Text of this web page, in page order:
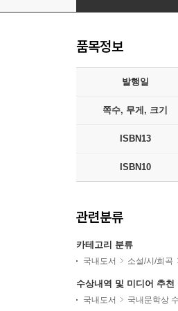
품목정보
발행일
쪽수, 무게, 크기
ISBN13
ISBN10
관련분류
카테고리 분류
국내도서 소설/시/희곡
수상내역 및 미디어 추천
국내도서 국내문학상